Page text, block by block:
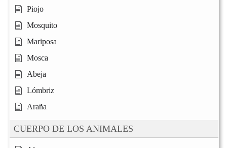
Piojo
Mosquito
Mariposa
Mosca
Abeja
Lómbriz
Araña
CUERPO DE LOS ANIMALES